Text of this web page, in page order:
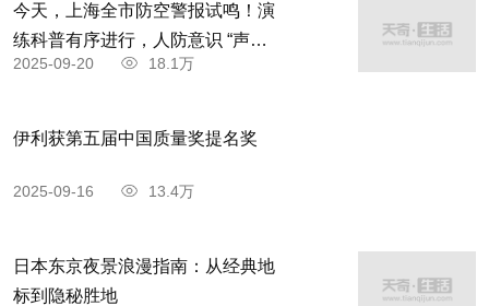
今天，上海全市防空警报试鸣！演
练科普有序进行，人防意识 “声入
人心”
2025-09-20 18.1万
伊利获第五届中国质量奖提名奖
2025-09-16 13.4万
日本东京夜景浪漫指南：从经典地
标到隐秘胜地